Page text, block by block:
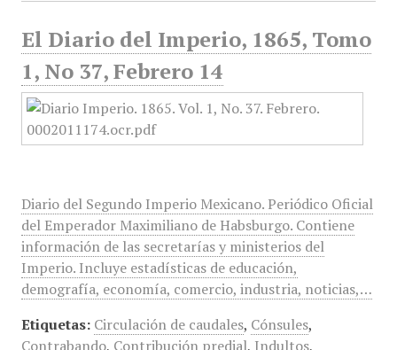
El Diario del Imperio, 1865, Tomo
1, No 37, Febrero 14
Diario del Segundo Imperio Mexicano. Periódico Oficial
del Emperador Maximiliano de Habsburgo. Contiene
información de las secretarías y ministerios del
Imperio. Incluye estadísticas de educación,
demografía, economía, comercio, industria, noticias,…
Etiquetas: Circulación de caudales, Cónsules,
Contrabando, Contribución predial, Indultos,